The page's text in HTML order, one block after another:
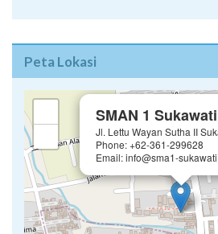
Peta Lokasi
SMAN 1 Sukawati
Jl. Lettu Wayan Sutha II
Phone: +62-361-299628
Email: info@sma1-